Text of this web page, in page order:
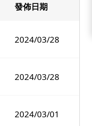
發佈日期
2024/03/28
2024/03/28
2024/03/01